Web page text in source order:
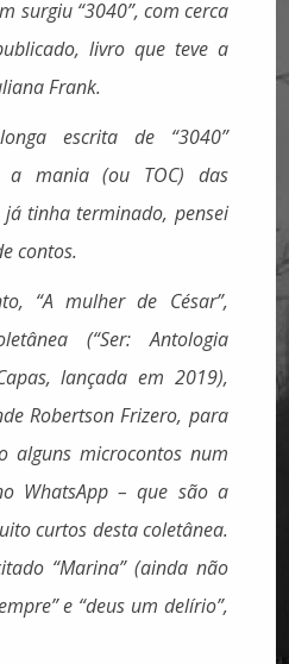
surgiu “3040”, com cerca
livro que teve a
Frank.
escrita de “3040”
a mania (ou TOC) das
tinha terminado, pensei
contos.
“A mulher de César”,
(“Ser: Antologia
lançada em 2019),
Robertson Frizero, para
alguns microcontos num
WhatsApp – que são a
curtos desta coletânea.
“Marina” (ainda não
e “deus um delírio”,